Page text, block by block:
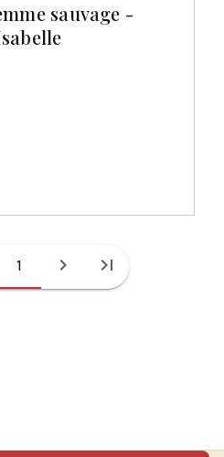
sauvage -
1 chevron_right last_page